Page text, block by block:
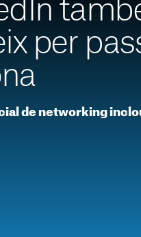
per
de networking